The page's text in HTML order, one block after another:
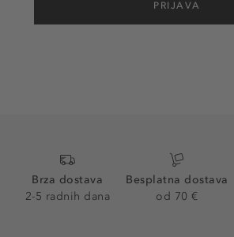
PRIJAVA
Brza dostava
2-5 radnih dana
Besplatna dostava
od 70 €